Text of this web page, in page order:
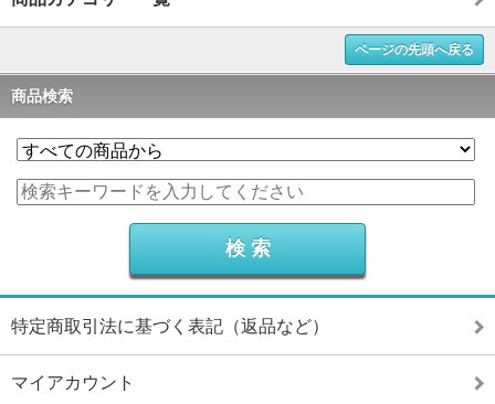
ページの先頭へ戻る
商品検索
特定商取引法に基づく表記（返品など）
マイアカウント